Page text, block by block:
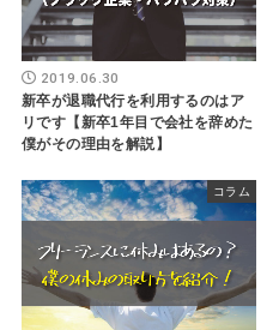
2019.06.30
新卒が退職代行を利用するのはア
リです【新卒1年目で会社を辞めた
僕がその理由を解説】
コラム